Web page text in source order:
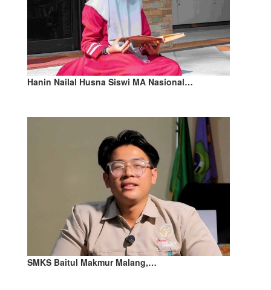
Hanin Nailal Husna Siswi MA Nasional…
SMKS Baitul Makmur Malang,…